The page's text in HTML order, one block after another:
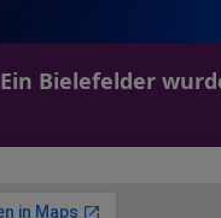
Ein Bielefelder